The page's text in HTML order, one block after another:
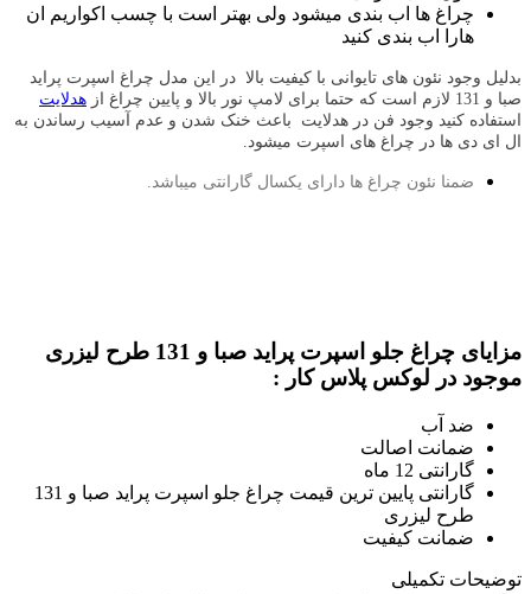
چراغ ها اب بندی میشود ولی بهتر است با چسب اکواریم ان
هارا اب بندی کنید
بدلیل وجود نئون های تایوانی با کیفیت بالا در این مدل چراغ اسپرت پراید
صبا و 131 لازم است که حتما برای لامپ نور بالا و پایین چراغ از
هدلایت
استفاده کنید وجود فن در هدلایت باعث خنک شدن و عدم آسیب رساندن به
ال ای دی ها در چراغ های اسپرت میشود.
ضمنا نئون چراغ ها دارای یکسال گارانتی میباشد.
مزایای چراغ جلو اسپرت پراید صبا و 131 طرح لیزری
موجود در لوکس پلاس کار :
ضد آب
ضمانت اصالت
گارانتی 12 ماه
گارانتی پایین ترین قیمت چراغ جلو اسپرت پراید صبا و 131
طرح لیزری
ضمانت کیفیت
توضیحات تکمیلی